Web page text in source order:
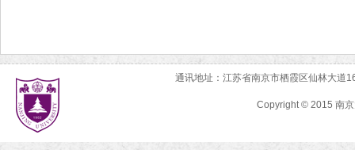
通讯地址：江苏省南京市栖霞区仙林大
Copyright © 2015 南